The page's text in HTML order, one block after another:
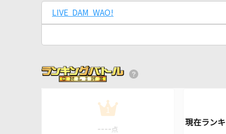
LIVE DAM WAO!
1
---- 点